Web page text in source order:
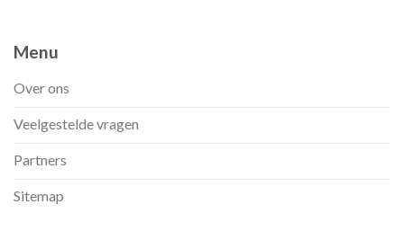
Menu
Over ons
Veelgestelde vragen
Partners
Sitemap